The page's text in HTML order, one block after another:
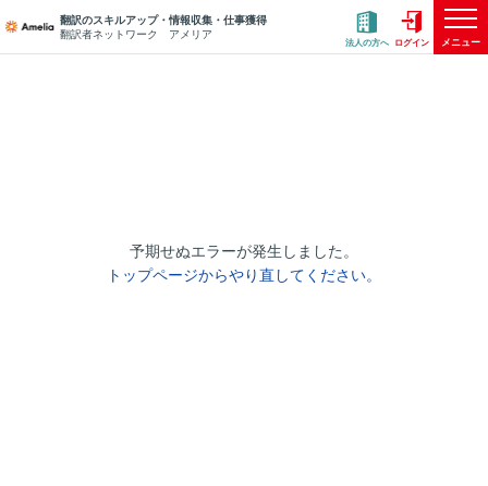
翻訳のスキルアップ・情報収集・仕事獲得
翻訳者ネットワーク アメリア
法人の方へ ログイン メニュー
予期せぬエラーが発生しました。
トップページからやり直してください。